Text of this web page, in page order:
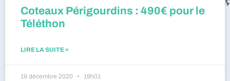
Coteaux Périgourdins : 490€ pour le
Téléthon
LIRE LA SUITE »
19 décembre 2020 19h01